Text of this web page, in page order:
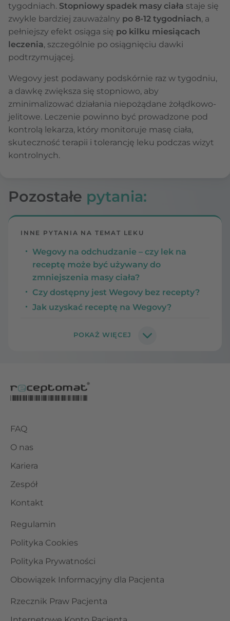
tygodniach. Stopniowy spadek masy ciała staje się
zwykle bardziej zauważalny po 8-12 tygodniach, a
pełniejszy efekt osiąga się po kilku miesiącach
leczenia, szczególnie po osiągnięciu dawki
podtrzymującej.
Wegovy jest podawany podskórnie raz w tygodniu,
a dawkę zwiększa się stopniowo, aby
zminimalizować działania niepożądane żołądkowo-
jelitowe. Leczenie powinno być prowadzone pod
kontrolą lekarza, który monitoruje masę ciała,
skuteczność terapii i tolerancję leku podczas wizyt
kontrolnych.
Pozostałe pytania:
INNE PYTANIA NA TEMAT LEKU
Wegovy na odchudzanie – czy lek na
receptę może być używany do
zmniejszenia masy ciała?
Czy dostępny jest Wegovy bez recepty?
Jak uzyskać receptę na Wegovy?
FAQ
O nas
Kariera
Zespół
Kontakt
Regulamin
Polityka Cookies
Polityka Prywatności
Obowiązek Informacyjny dla Pacjenta
Rzecznik Praw Pacjenta